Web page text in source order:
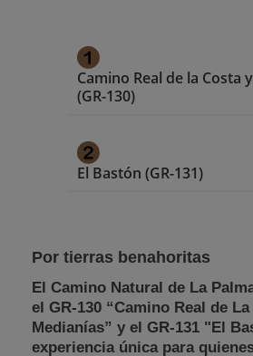
Camino Real de la Costa
(GR-130)
El Bastón (GR-131)
Por tierras benahoritas
El Camino Natural de La
el GR-130 “Camino Real de
Medianías” y el GR-131 "El
experiencia única para